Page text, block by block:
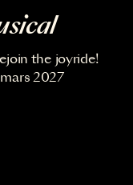
the joyride!
2027